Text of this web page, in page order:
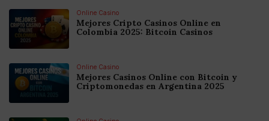
Online Casino
Mejores Cripto Casinos Online en
Colombia 2025: Bitcoin Casinos
Online Casino
Mejores Casinos Online con Bitcoin y
Criptomonedas en Argentina 2025